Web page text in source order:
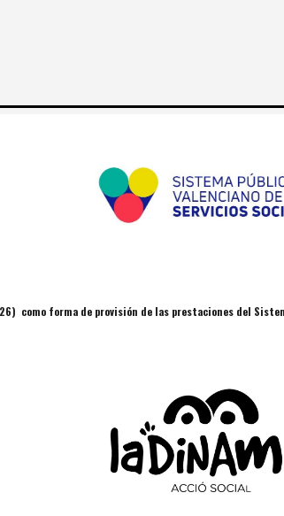
como forma de provisión de las prestaciones del